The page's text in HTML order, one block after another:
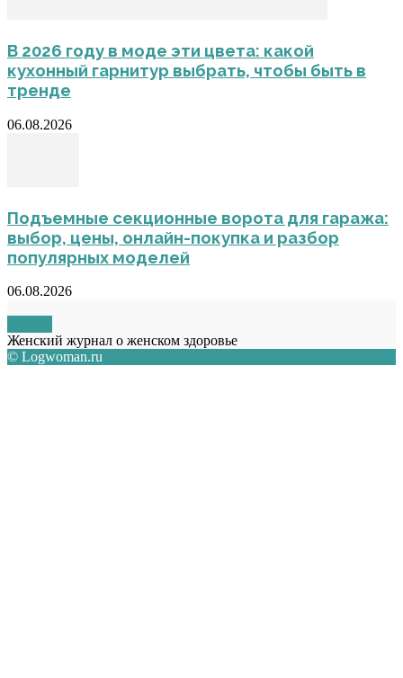
В 2026 году в моде эти цвета: какой
кухонный гарнитур выбрать, чтобы быть в
тренде
06.08.2026
Подъемные секционные ворота для гаража:
выбор, цены, онлайн-покупка и разбор
популярных моделей
06.08.2026
Женский журнал о женском здоровье
© Logwoman.ru